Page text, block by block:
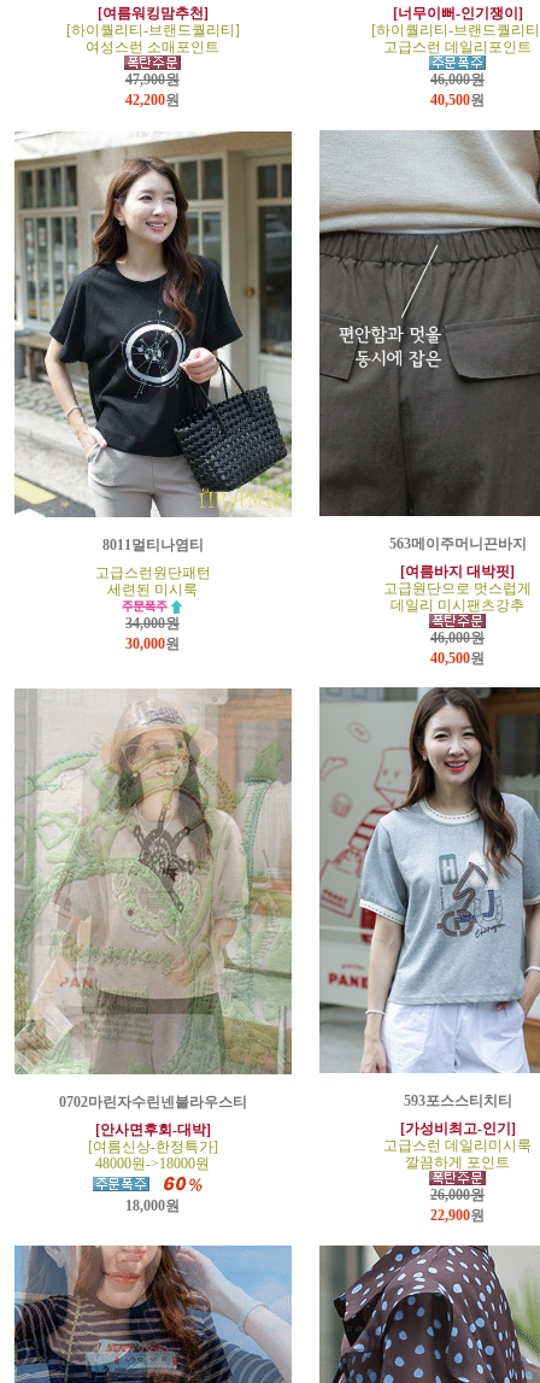
[여름워킹맘추천]
[하이퀄리티-브랜드퀄리티]
여성스런 소매포인트
47,900원
42,200원
[너무이뻐-인기쟁이]
[하이퀄리티-브랜드퀄리
고급스런 데일리포인트
46,000원
40,500원
8011멀티나염티
고급스런원단패턴
세련된 미시룩
34,000원
30,000원
563메이주머니끈바지
[여름바지 대박핏]
고급원단으로 멋스럽게
데일리 미시팬츠강추
46,000원
40,500원
0702마린자수린넨블라우스티
[안사면후회-대박]
[여름신상-한정특가]
48000원->18000원
18,000원
593포스스티치티
[가성비최고-인기]
고급스런 데일리미시룩
깔끔하게 포인트
26,000원
22,900원